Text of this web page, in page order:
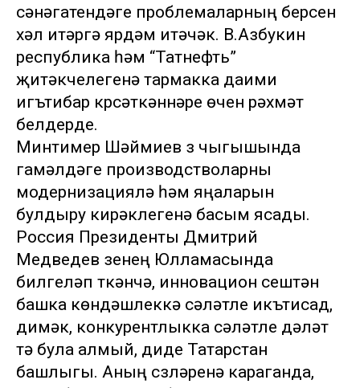
сәнәгатендәге проблемаларның берсен
хәл итәргә ярдәм итәчәк. В.Азбукин
республика һәм “Татнефть”
җитәкчелегенә тармакка даими
игътибар күрсәткәннәре өчен рәхмәт
белдерде.
Минтимер Шәймиев үз чыгышында
гамәлдәге производстволарны
модернизацияләү һәм яңаларын
булдыру кирәклегенә басым ясады.
Россия Президенты Дмитрий
Медведев үзенең Юлламасында
билгеләп үткәнчә, инновацион үсештән
башка көндәшлеккә сәләтле икътисад,
димәк, конкурентлыкка сәләтле дәүләт
тә була алмый, диде Татарстан
башлыгы. Аның сүзләренә караганда,